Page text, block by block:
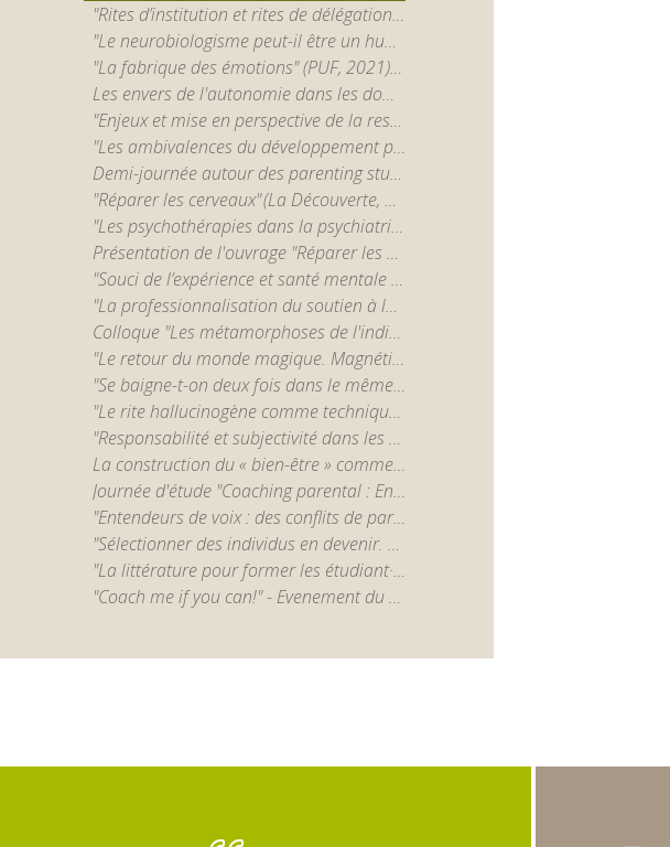
"Rites d’institution et rites de délégation. A propos de deux régimes d’intervention sur autrui" - par Albert Ogien
"Le neurobiologisme peut-il être un humanisme ? Sur l’usage des neurosciences dans l’intervention psychosociale" - par Sébastien Lemerle
"La fabrique des émotions" (PUF, 2021) par Louis Quéré
Les envers de l'autonomie dans les domaines de la parentalité, de l'éducation et de la santé mentale
"Enjeux et mise en perspective de la responsabilisation individuelle dans la prime enfance contemporaine" par Ghislain Leroy
"Les ambivalences du développement personnel. Analyse des réceptions, usages et effets d’une formation en entreprise" par Hélène Stevens (GRESCO / Université de Poitiers)
Demi-journée autour des parenting studies avec Jennie Bristow (Canterbury Christ Church University), Charlotte Faircloth (University College London) et Ellie Lee (University of Kent)
"Réparer les cerveaux" (La Découverte, 2021) par Muriel Darmon (CNRS)
"Les psychothérapies dans la psychiatrie publique. Transformations de l'esprit du soin et des ethos professionnels" par Elsa Forner-Ordioni (EHESS) et Nadia Garnoussi (Université de Lille)
Présentation de l'ouvrage "Réparer les cerveaux" (La Découverte, 2021) par Muriel Darmon
"Souci de l’expérience et santé mentale : épreuves et reconfigurations de l’accompagnement de personnes en situation de grande vulnérabilité" par Bertrand Ravon
"La professionnalisation du soutien à la parentalité, ou l’ambiguïté du coaching parental." par Gerard Neyrand
Colloque "Les métamorphoses de l'individualisme" 25-26 mai 2023
"Le retour du monde magique. Magnétisme et paradoxes de la modernité" par Fanny Charrasse
"Se baigne-t-on deux fois dans le même concept ? Histoire, usages et circulation de la plasticité cérébrale." par B. Moutaud (CNRS, Lesc) et S. Lemerle (Université Paris Nanterre).
"Le rite hallucinogène comme technique du Soi. Une approche anthropologique de l’efficacité thérapeutique des psychédéliques" par David Dupuis (INSERM/IRIS-EHESS)
"Responsabilité et subjectivité dans les sociétés post-industrielles." par Sacha Lévy-Bruhl (CESPRA, EHESS)
La construction du « bien-être » comme catégorie d’action publique en éducation : essai de problématisation sociologique à partir du cas de la Communauté française de Belgique" par Marie Verhoeven (UCLouvain)
Journée d'étude "Coaching parental : Enjeux et discussions autour d'un monde en expansion"
"Entendeurs de voix : des conflits de paradigmes aux devenirs métamorphosiques" par Magali Molinié (Université Paris 8 (FR) & Cornell University (USA))
"Sélectionner des individus en devenir. Les pratiques enseignantes et leurs contradictions dans un système éducatif massifié" par Séverine Chauvel
"La littérature pour former les étudiant·es en Sciences Humaines et Sociales" par Brigitte Louichon
"Coach me if you can!" - Evenement du fin du projet ERC CoachingRituals